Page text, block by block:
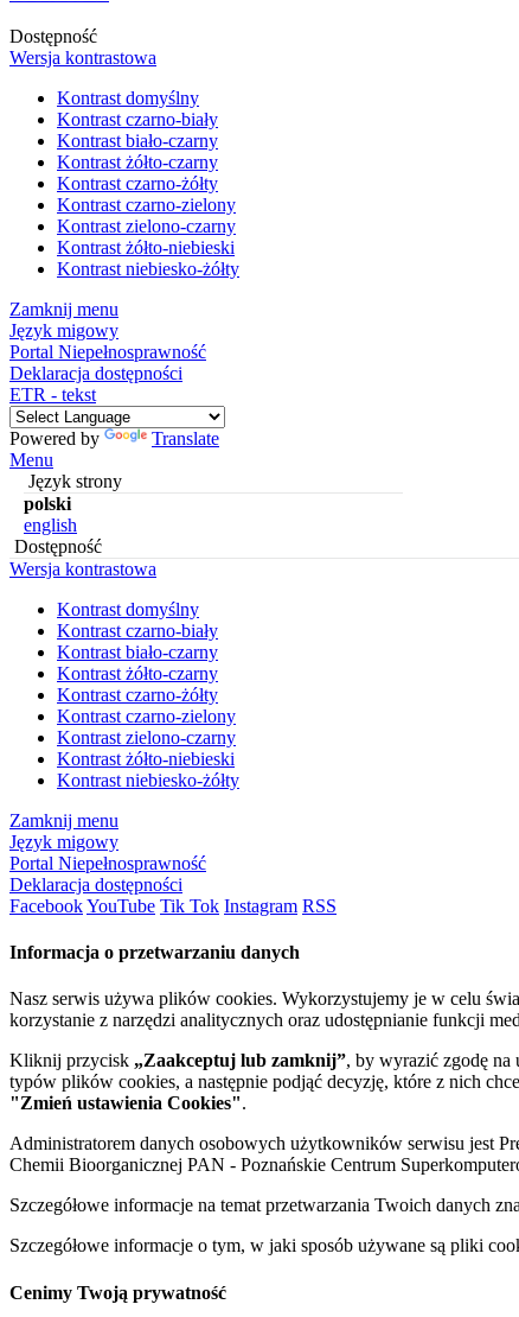
Dostępność
Wersja kontrastowa
Kontrast domyślny
Kontrast czarno-biały
Kontrast biało-czarny
Kontrast żółto-czarny
Kontrast czarno-żółty
Kontrast czarno-zielony
Kontrast zielono-czarny
Kontrast żółto-niebieski
Kontrast niebiesko-żółty
Zamknij menu
Język migowy
Portal Niepełnosprawność
Deklaracja dostępności
ETR - tekst
Powered by
Translate
Menu
Język strony
polski
english
Dostępność
Wersja kontrastowa
Kontrast domyślny
Kontrast czarno-biały
Kontrast biało-czarny
Kontrast żółto-czarny
Kontrast czarno-żółty
Kontrast czarno-zielony
Kontrast zielono-czarny
Kontrast żółto-niebieski
Kontrast niebiesko-żółty
Zamknij menu
Język migowy
Portal Niepełnosprawność
Deklaracja dostępności
FacebookYouTube Tik Tok Instagram RSS
Informacja o przetwarzaniu danych
Nasz serwis używa plików cookies. Wykorzystujemy je w celu
korzystanie z narzędzi analitycznych oraz udostępnianie funkcji
Kliknij przycisk „Zaakceptuj lub zamknij”, by wyrazić zgodę na
typów plików cookies, a następnie podjąć decyzję, które z nich
"Zmień ustawienia Cookies".
Administratorem danych osobowych użytkowników serwisu jest
Chemii Bioorganicznej PAN - Poznańskie Centrum
Szczegółowe informacje na temat przetwarzania Twoich danych
Szczegółowe informacje o tym, w jaki sposób używane są pliki
Cenimy Twoją prywatność